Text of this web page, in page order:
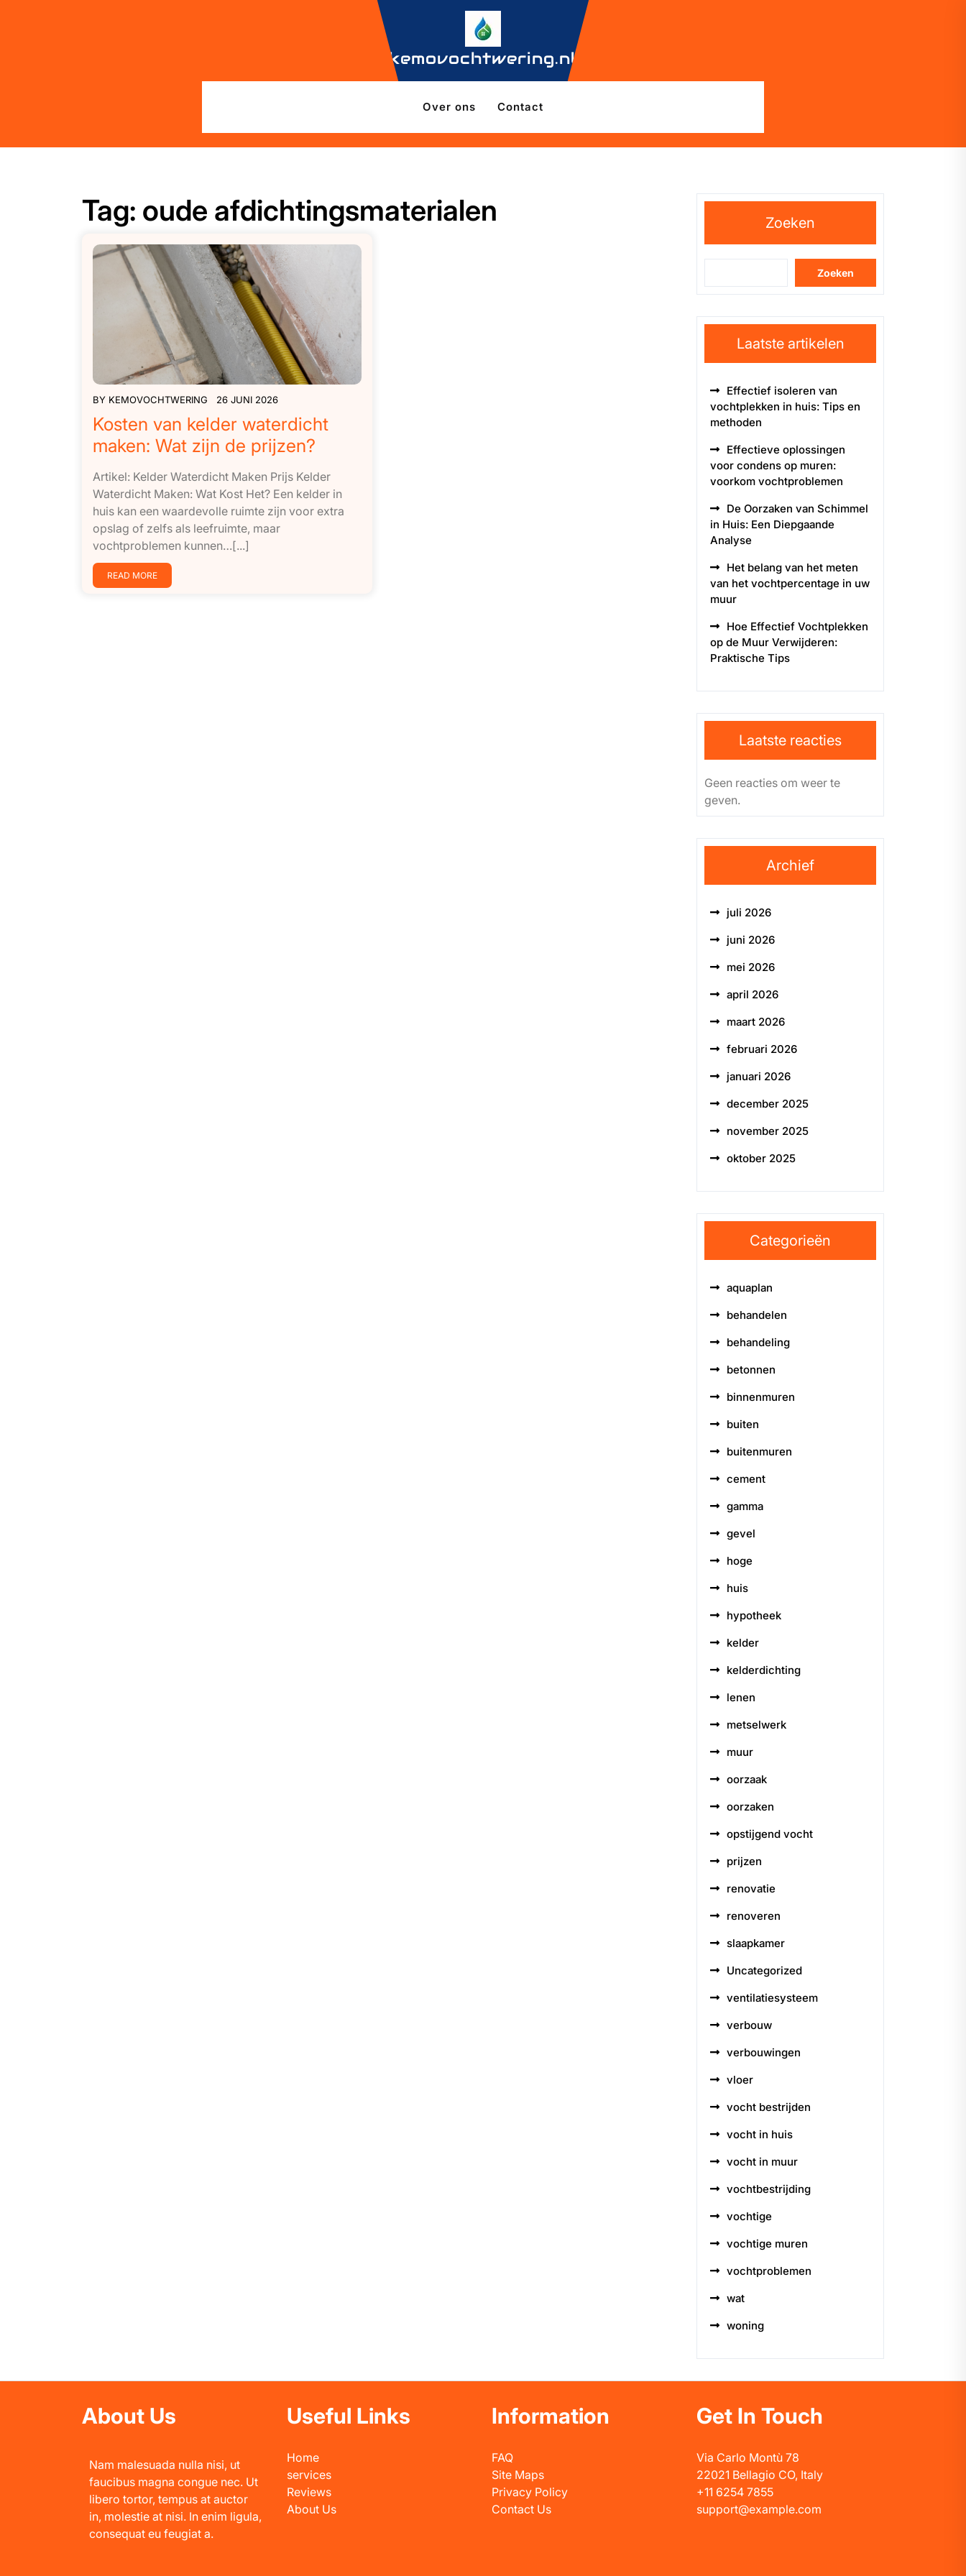
kemovochtwering.nl
Over ons Contact
Tag: oude afdichtingsmaterialen
BY KEMOVOCHTWERING 26 JUNI 2026
Kosten van kelder waterdicht
maken: Wat zijn de prijzen?
Artikel: Kelder Waterdicht Maken Prijs Kelder
Waterdicht Maken: Wat Kost Het? Een kelder in
huis kan een waardevolle ruimte zijn voor extra
opslag of zelfs als leefruimte, maar
vochtproblemen kunnen…[...]
READ MORE
Zoeken
Zoeken
Laatste artikelen
Effectief isoleren van
vochtplekken in huis: Tips en
methoden
Effectieve oplossingen
voor condens op muren:
voorkom vochtproblemen
De Oorzaken van Schimmel
in Huis: Een Diepgaande
Analyse
Het belang van het meten
van het vochtpercentage in uw
muur
Hoe Effectief Vochtplekken
op de Muur Verwijderen:
Praktische Tips
Laatste reacties
Geen reacties om weer te
geven.
Archief
juli 2026
juni 2026
mei 2026
april 2026
maart 2026
februari 2026
januari 2026
december 2025
november 2025
oktober 2025
Categorieën
aquaplan
behandelen
behandeling
betonnen
binnenmuren
buiten
buitenmuren
cement
gamma
gevel
hoge
huis
hypotheek
kelder
kelderdichting
lenen
metselwerk
muur
oorzaak
oorzaken
opstijgend vocht
prijzen
renovatie
renoveren
slaapkamer
Uncategorized
ventilatiesysteem
verbouw
verbouwingen
vloer
vocht bestrijden
vocht in huis
vocht in muur
vochtbestrijding
vochtige
vochtige muren
vochtproblemen
wat
woning
About Us
Nam malesuada nulla nisi, ut
faucibus magna congue nec. Ut
libero tortor, tempus at auctor
in, molestie at nisi. In enim ligula,
consequat eu feugiat a.
Useful Links
Home
services
Reviews
About Us
Information
FAQ
Site Maps
Privacy Policy
Contact Us
Get In Touch
Via Carlo Montù 78
22021 Bellagio CO, Italy
+11 6254 7855
support@example.com